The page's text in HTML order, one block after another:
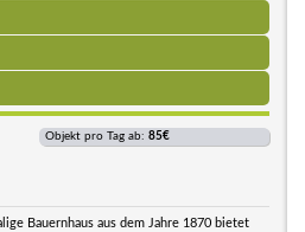
Objekt pro Tag ab: 85€
Bauernhaus aus dem Jahre 1870 bietet